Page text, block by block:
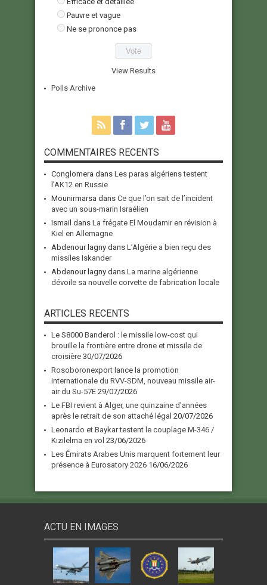
Pauvre et vague
Ne se prononce pas
View Results
Polls Archive
COMMENTAIRES RECENTS
Conglomera dans Les paras algériens testent
l’AK12 en Russie
Mounirmarsa dans Ce que l’on sait de l’incident
avec un sous-marin Israélien
Ismail dans La frégate El Moudamir en révision à
Kiel en Allemagne
Abdenour lagny dans L’Algérie a bien reçu des
missiles Iskander
Abdenour lagny dans La marine algérienne
dévoile sa nouvelle corvette de fabrication locale
ARTICLES RECENTS
Le S8000 Banderol : le missile low-cost qui
brouille la frontière entre drone et missile de
croisière 30/07/2026
Rosoboronexport lance la promotion
internationale du RVV-SDM, nouveau missile air-
air du Su-57E 29/07/2026
Le FBI revient à Alger, une quinzaine d’années
après le retrait de son attaché légal 20/07/2026
Leonardo et Baykar testent le couplage M-346 /
Kızılelma en vol 23/06/2026
Les Émirats Arabes Unis marquent fortement leur
présence à Eurosatory 2026 16/06/2026
ACTU EN IMAGES